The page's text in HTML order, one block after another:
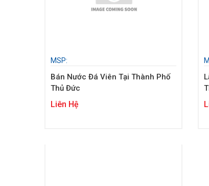
MSP:
Bán Nước Đá Viên Tại Thành Phố
Thủ Đức
Liên Hệ